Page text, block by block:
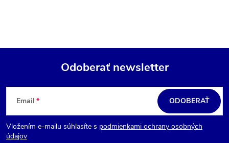
Z
p
Odoberať newsletter
Email
Vložením e-mailu súhlasíte s podmienkami ochrany osobných
údajov
ODOBERAŤ